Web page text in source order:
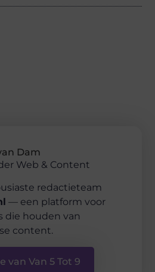
Dam
Web & Content
redactieteam
— een platform voor
die houden van
content.
van Van 5 Tot 9